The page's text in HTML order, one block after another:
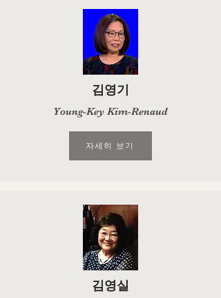
김영기
Young-Key Kim-Renaud
자세히 보기
김영실